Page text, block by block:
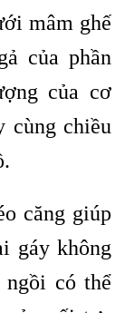
mâm ghế
của phần
của cơ
cùng chiều
căng giúp
gáy không
có thể